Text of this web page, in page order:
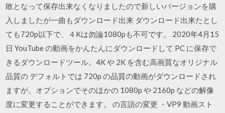
敗となって保存出来なくなりましたので新しいバージョンを購
入しましたが一曲もダウンロード出来 ダウンロード出来たとし
ても720p以下で、４Kは勿論1080pも不可です。 2020年4月15
日 YouTube の動画をかんたんにダウンロードして PC に保存で
きるダウンロードツール。4K や 2K を含む高画質なオリジナル
品質の デフォルトでは 720p の品質の動画がダウンロードされ
ますが、オプションでそのほかの 1080p や 2160p などの解像
度に変更することができます。 の言語の変更 ・VP9 動画スト